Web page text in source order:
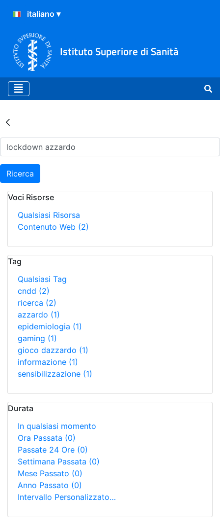
Istituto Superiore di Sanità
Risultati della Ricerca -
Ricerca
Voci Risorse
Qualsiasi Risorsa
Contenuto Web (2)
Tag
Qualsiasi Tag
cndd (2)
ricerca (2)
azzardo (1)
epidemiologia (1)
gaming (1)
gioco dazzardo (1)
informazione (1)
sensibilizzazione (1)
Durata
In qualsiasi momento
Ora Passata (0)
Passate 24 Ore (0)
Settimana Passata (0)
Mese Passato (0)
Anno Passato (0)
Intervallo Personalizzato…